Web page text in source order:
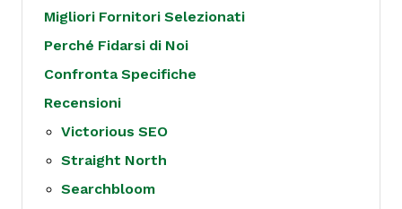
Migliori Fornitori Selezionati
Perché Fidarsi di Noi
Confronta Specifiche
Recensioni
Victorious SEO
Straight North
Searchbloom